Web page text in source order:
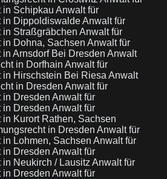
in Schipkau Anwalt für
in DippoldiswaldeAnwalt für
in Straßgräbchen Anwalt für
Dohna, Sachsen Anwalt für
Arnsdorf Bei Dresden Anwalt
in Dorfhain Anwalt für
in Hirschstein Bei Riesa Anwalt
in Dresden Anwalt für
in Dresden Anwalt für
in Dresden Anwalt für
Kurort Rathen, Sachsen
in Dresden Anwalt für
Lohmen, Sachsen Anwalt für
in Dresden Anwalt für
Neukirch / Lausitz Anwalt für
in Dresden Anwalt für